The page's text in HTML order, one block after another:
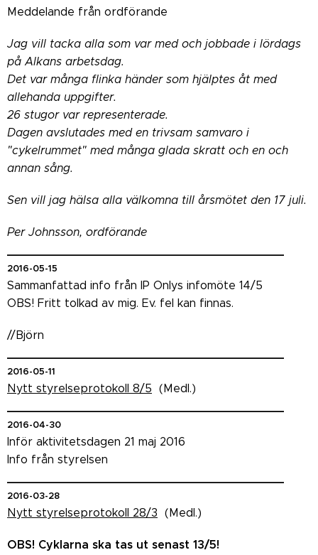
Meddelande från ordförande
Jag vill tacka alla som var med och jobbade i lördags
på Alkans arbetsdag.
Det var många flinka händer som hjälptes åt med
allehanda uppgifter.
26 stugor var representerade.
Dagen avslutades med en trivsam samvaro i
"cykelrummet" med många glada skratt och en och
annan sång.
Sen vill jag hälsa alla välkomna till årsmötet den 17 juli.
Per Johnsson, ordförande
2016-05-15
Sammanfattad info från IP Onlys infomöte 14/5
OBS! Fritt tolkad av mig. Ev. fel kan finnas.
//Björn
2016-05-11
Nytt styrelseprotokoll 8/5 (Medl.)
2016-04-30
Inför aktivitetsdagen 21 maj 2016
Info från styrelsen
2016-03-28
Nytt styrelseprotokoll 28/3 (Medl.)
OBS! Cyklarna ska tas ut senast 13/5!